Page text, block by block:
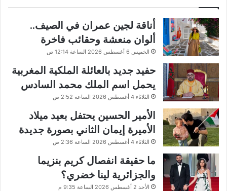
أناقة لجين عمران في الصيف..
ألوان منعشة وحقائب فاخرة
الخميس 6 أغسطس 2026 الساعة 12:14 ص
حفيد جديد بالعائلة الملكية المغربية
يحمل اسم الملك محمد السادس
الثلاثاء 4 أغسطس 2026 الساعة 2:52 ص
الأمير الحسين يحتفل بعيد ميلاد
الأميرة إيمان الثاني بصورة جديدة
الثلاثاء 4 أغسطس 2026 الساعة 2:36 ص
ما حقيقة انفصال كريم بنزيما
والجزائرية لينا خضري؟
الأحد 2 أغسطس 2026 الساعة 9:35 م